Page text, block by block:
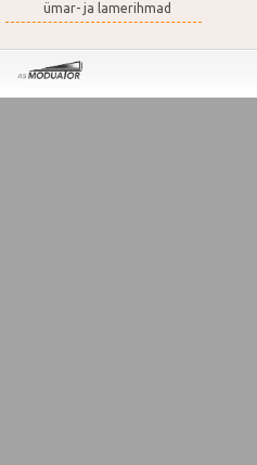
ümar- ja lamerihmad